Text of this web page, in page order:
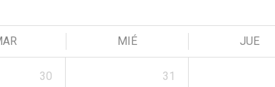
MIÉ JUE
30 31